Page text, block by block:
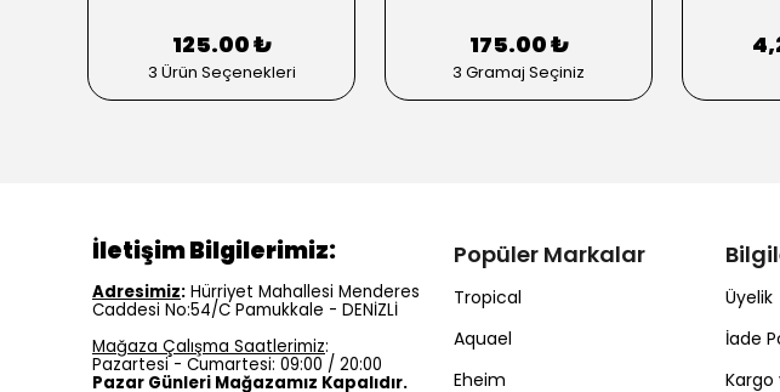
125.00 ₺
3 Ürün Seçenekleri
175.00 ₺
3 Gramaj Seçiniz
Popüler Markalar
Tropical
Aquael
Eheim
Üyelik
İade
İletişim Bilgilerimiz:
Adresimiz: Hürriyet Mahallesi Menderes
Caddesi No:54/C Pamukkale - DENİZLİ
Mağaza Çalışma Saatlerimiz:
Pazartesi - Cumartesi: 09:00 / 20:00
Pazar Günleri Mağazamız Kapalıdır.